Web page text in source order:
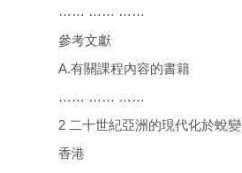
…… …… ……
參考文獻
A.有關課程內容的書籍
…… …… ……
2 二十世紀亞洲的現代化於蛻變
香港